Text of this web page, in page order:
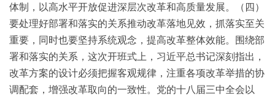
体制，以高水平开放促进深层次改革和高质量发展。（四）
要处理好部署和落实的关系推动改革落地见效，抓落实至关
重要，同时也要坚持系统观念，提高改革整体效能。围绕部
署和落实的关系，这次开班式上，习近平总书记深刻指出，
改革方案的设计必须把握客观规律，注重各项改革举措的协
调配套，增强改革取向的一致性。党的十八届三中全会以